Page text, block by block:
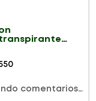
comentarios…